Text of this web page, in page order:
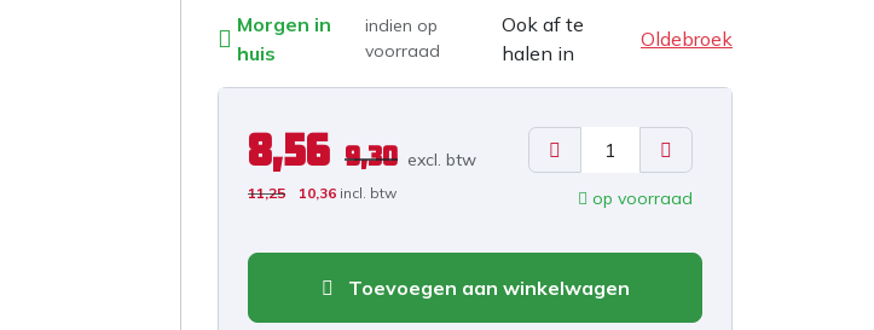
Morgen in
huis
indien op
voorraad
Ook af te
halen in
Oldebroek
8,56 9,30 excl. btw
11,25 10,36 incl. btw op voorraad
Toevoegen aan winkelwagen